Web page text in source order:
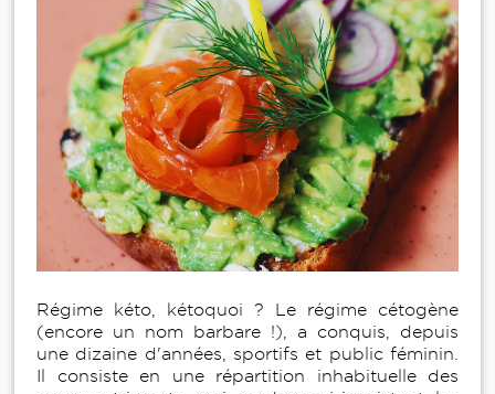
Régime kéto, kétoquoi ? Le régime cétogène
(encore un nom barbare !), a conquis, depuis
une dizaine d'années, sportifs et public féminin.
Il consiste en une répartition inhabituelle des